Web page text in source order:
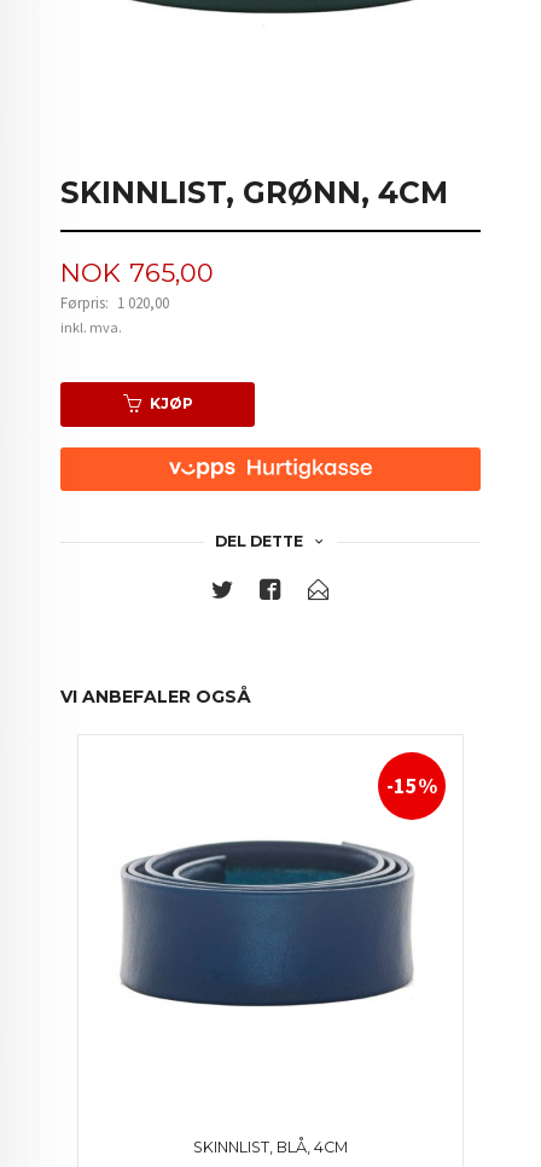
SKINNLIST, GRØNN, 4CM
Tilbud
NOK 765,00
Førpris: 1 020,00
Rabatt
inkl. mva.
KJØP
DEL DETTE
VI ANBEFALER OGSÅ
SKINNLIST, BLÅ, 4CM
-15%